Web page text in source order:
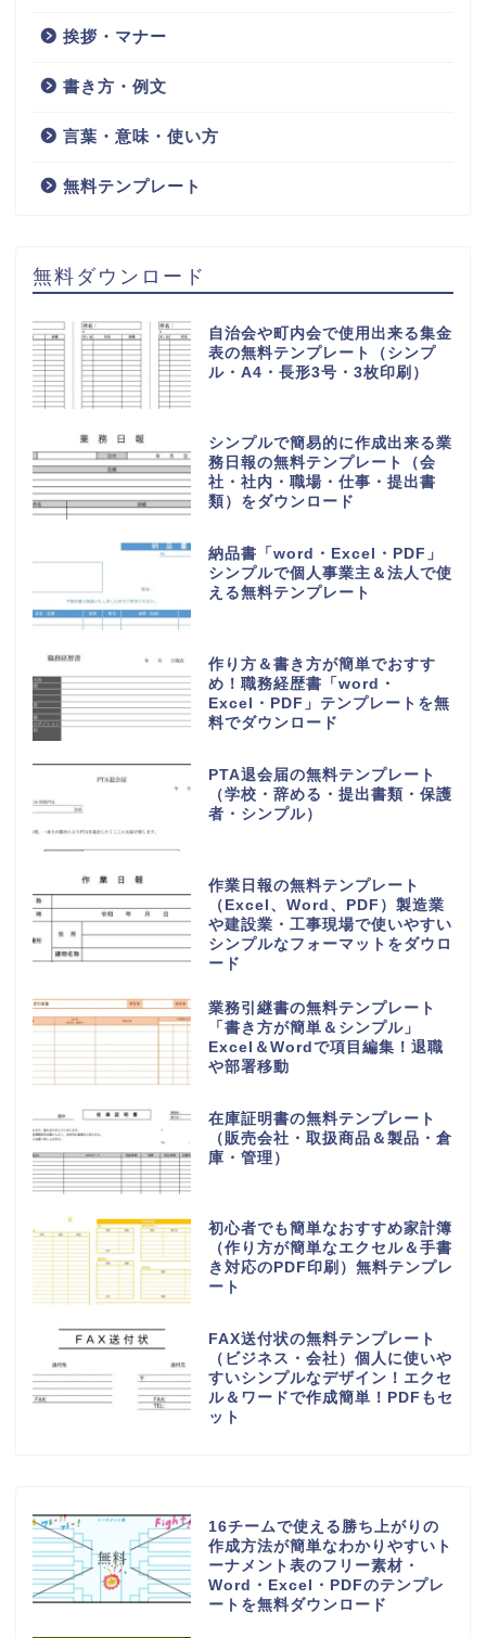
挨拶・マナー
書き方・例文
言葉・意味・使い方
無料テンプレート
無料ダウンロード
自治会や町内会で使用出来る集金
表の無料テンプレート（シンプ
ル・A4・長形3号・3枚印刷）
シンプルで簡易的に作成出来る業
務日報の無料テンプレート（会
社・社内・職場・仕事・提出書
類）をダウンロード
納品書「word・Excel・PDF」
シンプルで個人事業主＆法人で使
える無料テンプレート
作り方＆書き方が簡単でおすす
め！職務経歴書「word・
Excel・PDF」テンプレートを無
料でダウンロード
PTA退会届の無料テンプレート
（学校・辞める・提出書類・保護
者・シンプル）
作業日報の無料テンプレート
（Excel、Word、PDF）製造業
や建設業・工事現場で使いやすい
シンプルなフォーマットをダウロ
ード
業務引継書の無料テンプレート
「書き方が簡単＆シンプル」
Excel＆Wordで項目編集！退職
や部署移動
在庫証明書の無料テンプレート
（販売会社・取扱商品＆製品・倉
庫・管理）
初心者でも簡単なおすすめ家計簿
（作り方が簡単なエクセル＆手書
き対応のPDF印刷）無料テンプレ
ート
FAX送付状の無料テンプレート
（ビジネス・会社）個人に使いや
すいシンプルなデザイン！エクセ
ル＆ワードで作成簡単！PDFもセ
ット
16チームで使える勝ち上がりの
作成方法が簡単なわかりやすいト
ーナメント表のフリー素材・
Word・Excel・PDFのテンプレ
ートを無料ダウンロード